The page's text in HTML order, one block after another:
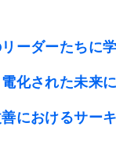
ーダーたちに
化された未来
におけるサー